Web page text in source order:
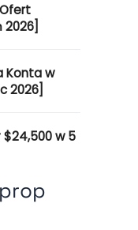
2026]
Konta w
2026]
$24,500 w 5